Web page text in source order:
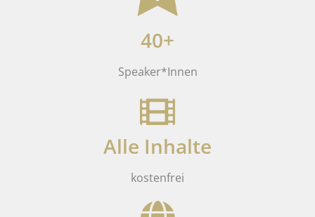
40+
Speaker*Innen
Alle Inhalte
kostenfrei